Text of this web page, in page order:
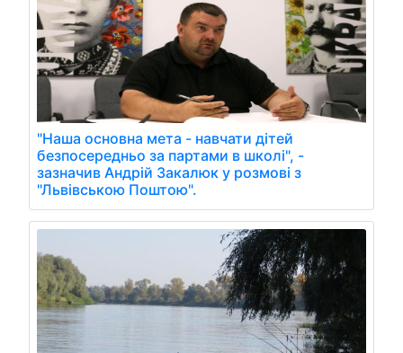
"Наша основна мета - навчати дітей
безпосередньо за партами в школі", -
зазначив Андрій Закалюк у розмові з
"Львівською Поштою".